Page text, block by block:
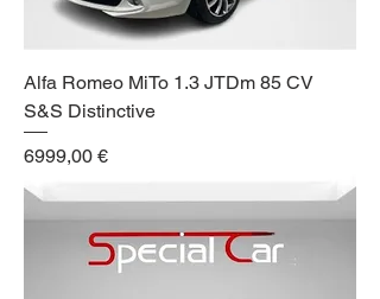
Alfa Romeo MiTo 1.3 JTDm 85 CV
S&S Distinctive
Prezzo
6999,00 €